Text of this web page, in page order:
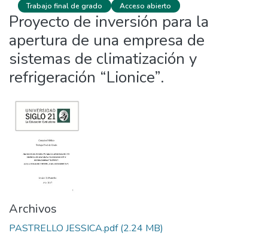
Trabajo final de grado Acceso abierto
Proyecto de inversión para la
apertura de una empresa de
sistemas de climatización y
refrigeración “Lionice”.
Archivos
PASTRELLO JESSICA.pdf(2.24 MB)